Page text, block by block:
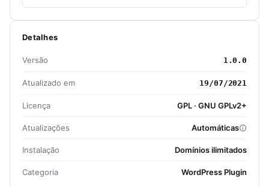
Detalhes
Versão 1.0.0
Atualizado em 19/07/2021
Licença GPL · GNU GPLv2+
Atualizações Automáticas
Instalação Domínios ilimitados
Categoria WordPress Plugin